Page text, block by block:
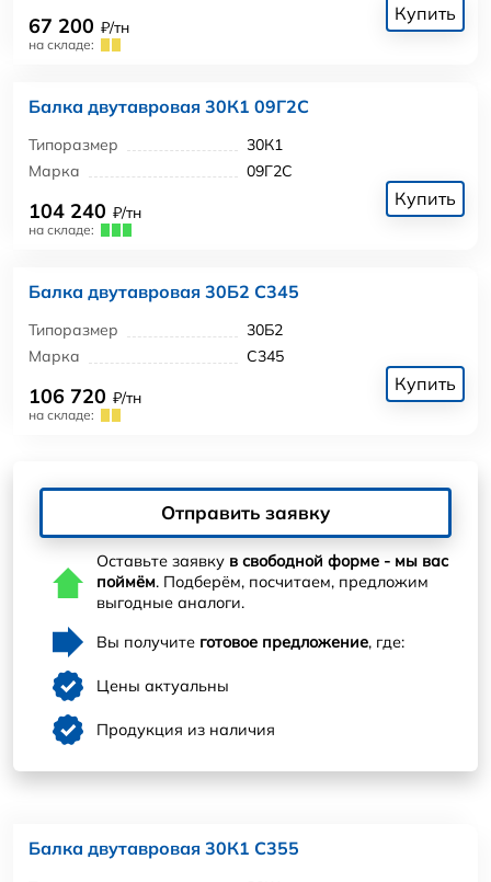
67 200 ₽/тн
на складе:
Купить
Балка двутавровая 30К1 09Г2С
Типоразмер
30К1
Марка
09Г2С
104 240 ₽/тн
на складе:
Купить
Балка двутавровая 30Б2 С345
Типоразмер
30Б2
Марка
С345
106 720 ₽/тн
на складе:
Купить
Отправить заявку
Оставьте заявку в свободной форме - мы вас
поймём. Подберём, посчитаем, предложим
выгодные аналоги.
Вы получите готовое предложение, где:
Цены актуальны
Продукция из наличия
Балка двутавровая 30К1 С355